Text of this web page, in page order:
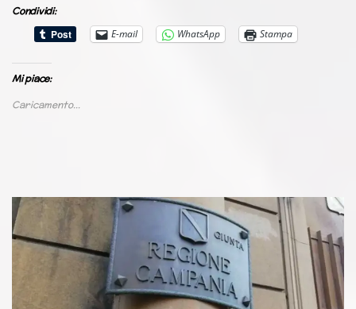
Condividi:
E-mail
WhatsApp Stampa
Mi piace:
Caricamento...